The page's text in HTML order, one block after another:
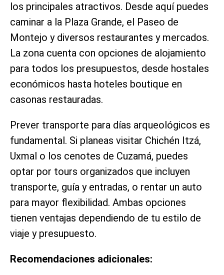
los principales atractivos. Desde aquí puedes
caminar a la Plaza Grande, el Paseo de
Montejo y diversos restaurantes y mercados.
La zona cuenta con opciones de alojamiento
para todos los presupuestos, desde hostales
económicos hasta hoteles boutique en
casonas restauradas.
Prever transporte para días arqueológicos es
fundamental. Si planeas visitar Chichén Itzá,
Uxmal o los cenotes de Cuzamá, puedes
optar por tours organizados que incluyen
transporte, guía y entradas, o rentar un auto
para mayor flexibilidad. Ambas opciones
tienen ventajas dependiendo de tu estilo de
viaje y presupuesto.
Recomendaciones adicionales: